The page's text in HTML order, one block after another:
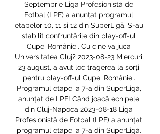
Septembrie Liga Profesionistă de
Fotbal (LPF) a anunțat programul
etapelor 10, 11 și 12 din SuperLigă. S-au
stabilit confruntările din play-off-ul
Cupei României. Cu cine va juca
Universitatea Cluj? 2023-08-23 Miercuri,
23 august, a avut loc tragerea la sorți
pentru play-off-ul Cupei României.
Programul etapei a 7-a din SuperLigă,
anunțat de LPF! Când joacă echipele
din Cluj-Napoca 2023-08-18 Liga
Profesionistă de Fotbal (LPF) a anunțat
programul etapei a 7-a din SuperLigă.